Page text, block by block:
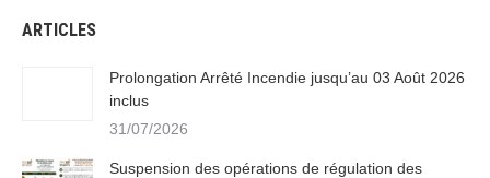
ARTICLES
Prolongation Arrêté Incendie jusqu’au 03 Août 2026
inclus
31/07/2026
Suspension des opérations de régulation des